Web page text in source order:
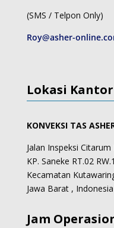
(SMS / Telpon Only)
Roy@asher-
Lokasi Kantor
KONVEKSI TAS
Jalan Inspeksi Citarum
KP. Saneke RT.02
Kecamatan
Jawa Barat ,
Jam